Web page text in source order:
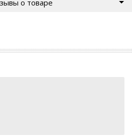
о товаре